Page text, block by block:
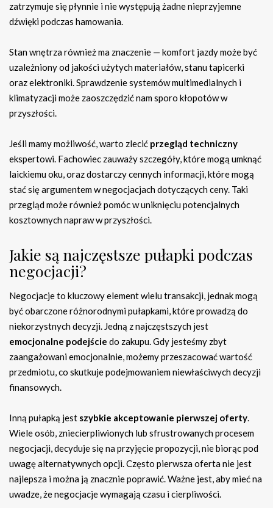
zatrzymuje się płynnie i nie występują żadne nieprzyjemne
dźwięki podczas hamowania.
Stan wnętrza również ma znaczenie — komfort jazdy może być
uzależniony od jakości użytych materiałów, stanu tapicerki
oraz elektroniki. Sprawdzenie systemów multimedialnych i
klimatyzacji może zaoszczędzić nam sporo kłopotów w
przyszłości.
Jeśli mamy możliwość, warto zlecić przegląd techniczny
ekspertowi. Fachowiec zauważy szczegóły, które mogą umknąć
laickiemu oku, oraz dostarczy cennych informacji, które mogą
stać się argumentem w negocjacjach dotyczących ceny. Taki
przegląd może również pomóc w uniknięciu potencjalnych
kosztownych napraw w przyszłości.
Jakie są najczęstsze pułapki podczas
negocjacji?
Negocjacje to kluczowy element wielu transakcji, jednak mogą
być obarczone różnorodnymi pułapkami, które prowadzą do
niekorzystnych decyzji. Jedną z najczęstszych jest
emocjonalne podejście do zakupu. Gdy jesteśmy zbyt
zaangażowani emocjonalnie, możemy przeszacować wartość
przedmiotu, co skutkuje podejmowaniem niewłaściwych decyzji
finansowych.
Inną pułapką jest szybkie akceptowanie pierwszej oferty.
Wiele osób, zniecierpliwionych lub sfrustrowanych procesem
negocjacji, decyduje się na przyjęcie propozycji, nie biorąc pod
uwagę alternatywnych opcji. Często pierwsza oferta nie jest
najlepsza i można ją znacznie poprawić. Ważne jest, aby mieć na
uwadze, że negocjacje wymagają czasu i cierpliwości.